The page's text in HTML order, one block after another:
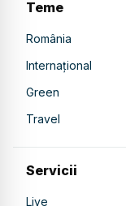
Teme
România
Internațional
Green
Travel
Servicii
Live